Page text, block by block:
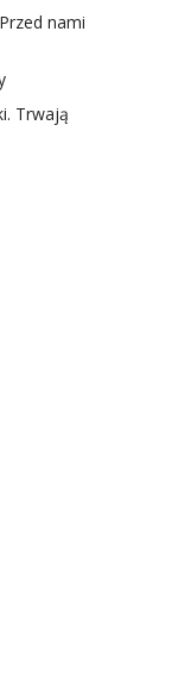
nami
Trwają